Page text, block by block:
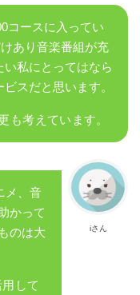
コースに入ってい
あり音楽番組が充
私にとってはなら
スだと思います。
も考えています。
iさん
メ、音
かって
のは大
して